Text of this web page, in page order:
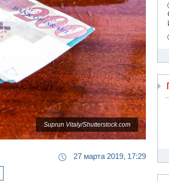
Suprun Vitaly/Shutterstock.com
27 марта 2019, 17:29